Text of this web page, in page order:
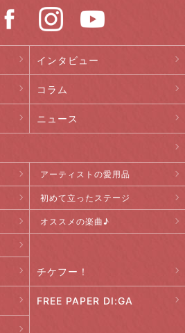
インタビュー
コラム
ニュース
アーティストの愛用品
初めて立ったステージ
オススメの楽曲♪
チケフー！
FREE PAPER DI:GA